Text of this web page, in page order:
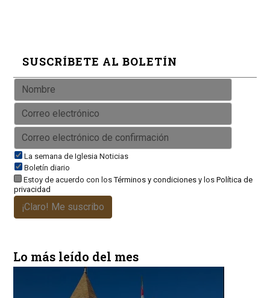
SUSCRÍBETE AL BOLETÍN
La semana de Iglesia Noticias
Boletín diario
Estoy de acuerdo con losTérminos y condicionesy los Política de
privacidad
¡Claro! Me suscribo
Lo más leído del mes